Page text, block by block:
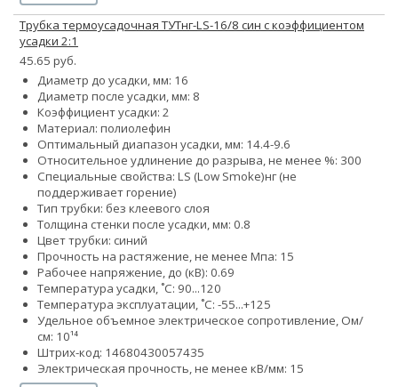
Трубка термоусадочная ТУТнг-LS-16/8 син с коэффициентом
усадки 2:1
45.65 руб.
Диаметр до усадки, мм: 16
Диаметр после усадки, мм: 8
Коэффициент усадки: 2
Материал: полиолефин
Оптимальный диапазон усадки, мм: 14.4-9.6
Относительное удлинение до разрыва, не менее %: 300
Специальные свойства: LS (Low Smoke)нг (не
поддерживает горение)
Тип трубки: без клеевого слоя
Толщина стенки после усадки, мм: 0.8
Цвет трубки: синий
Прочность на растяжение, не менее Мпа: 15
Рабочее напряжение, до (кВ): 0.69
Температура усадки, ˚С: 90...120
Температура эксплуатации, ˚С: -55...+125
Удельное объемное электрическое сопротивление, Ом/
см: 10¹⁴
Штрих-код: 14680430057435
Электрическая прочность, не менее кВ/мм: 15